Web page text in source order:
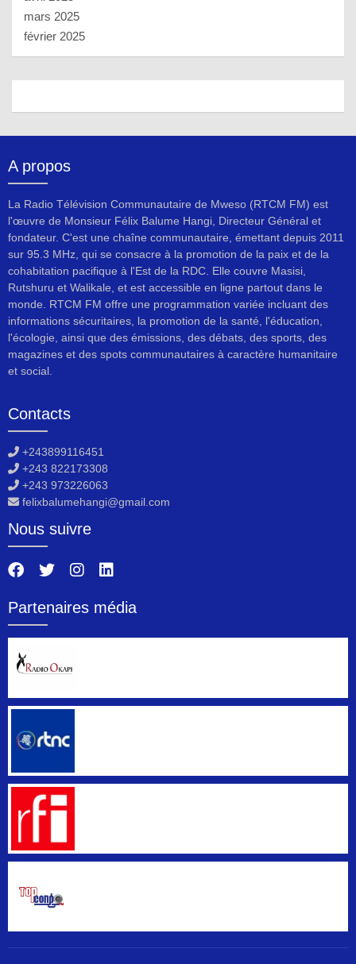
mars 2025
février 2025
A propos
La Radio Télévision Communautaire de Mweso (RTCM FM) est
l'œuvre de Monsieur Félix Balume Hangi, Directeur Général et
fondateur. C'est une chaîne communautaire, émettant depuis 2011
sur 95.3 MHz, qui se consacre à la promotion de la paix et de la
cohabitation pacifique à l'Est de la RDC. Elle couvre Masisi,
Rutshuru et Walikale, et est accessible en ligne partout dans le
monde. RTCM FM offre une programmation variée incluant des
informations sécuritaires, la promotion de la santé, l'éducation,
l'écologie, ainsi que des émissions, des débats, des sports, des
magazines et des spots communautaires à caractère humanitaire
et social.
Contacts
+243899116451
+243 822173308
+243 973226063
felixbalumehangi@gmail.com
Nous suivre
Partenaires média